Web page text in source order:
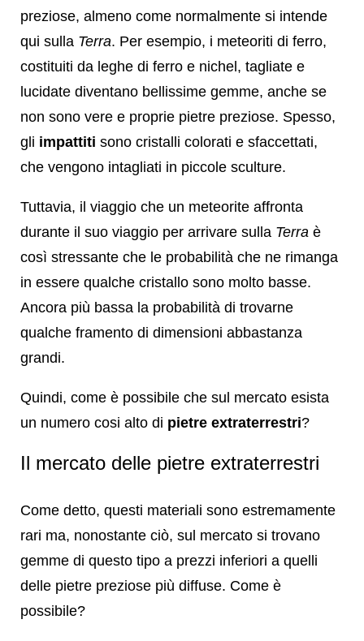
preziose, almeno come normalmente si intende
qui sulla Terra. Per esempio, i meteoriti di ferro,
costituiti da leghe di ferro e nichel, tagliate e
lucidate diventano bellissime gemme, anche se
non sono vere e proprie pietre preziose. Spesso,
gli impattiti sono cristalli colorati e sfaccettati,
che vengono intagliati in piccole sculture.
Tuttavia, il viaggio che un meteorite affronta
durante il suo viaggio per arrivare sulla Terra è
così stressante che le probabilità che ne rimanga
in essere qualche cristallo sono molto basse.
Ancora più bassa la probabilità di trovarne
qualche framento di dimensioni abbastanza
grandi.
Quindi, come è possibile che sul mercato esista
un numero cosi alto di pietre extraterrestri?
Il mercato delle pietre extraterrestri
Come detto, questi materiali sono estremamente
rari ma, nonostante ciò, sul mercato si trovano
gemme di questo tipo a prezzi inferiori a quelli
delle pietre preziose più diffuse. Come è
possibile?